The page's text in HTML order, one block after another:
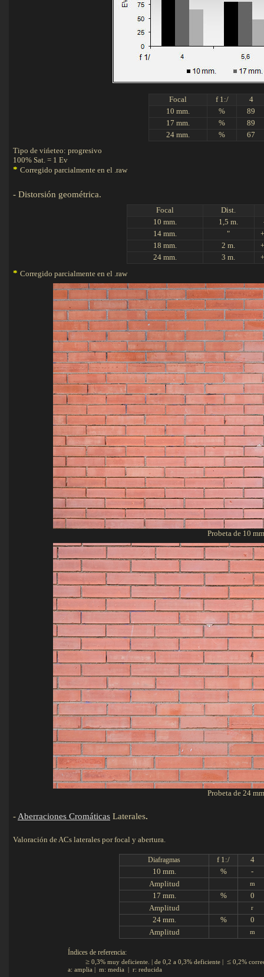
Focal f 1:/
4
10 mm.
%
89
17 mm.
%
89
24 mm.
%
67
Tipo de vińeteo: progresivo
100% Sat. = 1 Ev
* Corregido parcialmente en el .raw
- Distorsión geométrica.
Focal
Dist.
10 mm.
1,5 m.
14 mm.
"
18 mm.
2 m.
24 mm.
3 m.
* Corregido parcialmente en el .raw
Probeta de 10
Probeta de 24
- Aberraciones Cromáticas Laterales.
Valoración de ACs laterales por focal y abertura.
Diafragmas f 1:/
4
10 mm.
%
-
Amplitud
m
17 mm. %
0
Amplitud
r
24 mm. %
0
Amplitud
m
Índices de referencia:
≥ 0,3% muy deficiente. | de 0,2 a 0,3% deficiente | ≤ 0,2%
a: amplia | m: media | r: reducida